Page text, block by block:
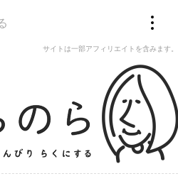
サイトは一部アフィリエイトを含みます。